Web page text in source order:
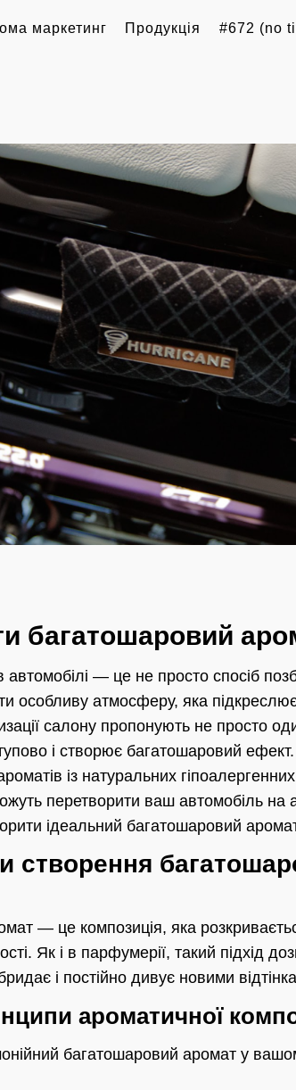
маркетинг Продукція #672 (no
багатошаровий
— це не просто спосіб
особливу атмосферу, яка
салону пропонують не просто
і створює багатошаровий
із натуральних
перетворити ваш автомобіль
ідеальний багатошаровий
створення
— це композиція, яка
Як і в парфумерії, такий підхід
і постійно дивує новими
ароматичної
багатошаровий аромат у